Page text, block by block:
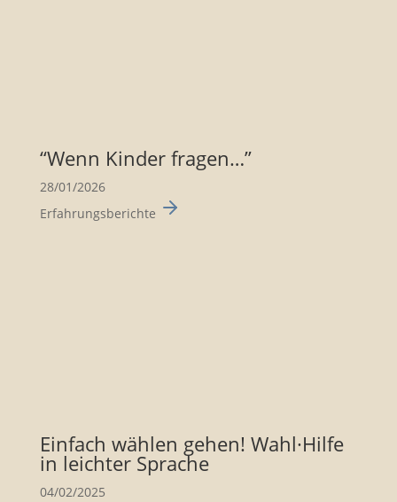
“Wenn Kinder fragen…”
28/01/2026
Erfahrungsberichte
Einfach wählen gehen! Wahl·Hilfe
in leichter Sprache
04/02/2025